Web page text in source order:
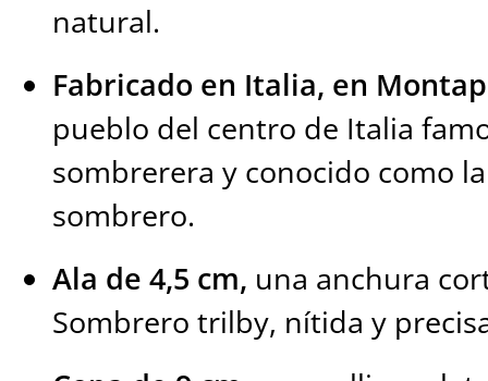
natural.
Fabricado en Italia, en
pueblo del centro de Italia
sombrerera y conocido como
sombrero.
Ala de 4,5 cm, una anchura
Sombrero trilby, nítida y